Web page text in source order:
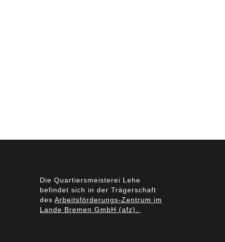
Die Quartiersmeisterei Lehe
befindet sich in der Trägerschaft
des Arbeitsförderungs-Zentrum im
Lande Bremen GmbH (afz).